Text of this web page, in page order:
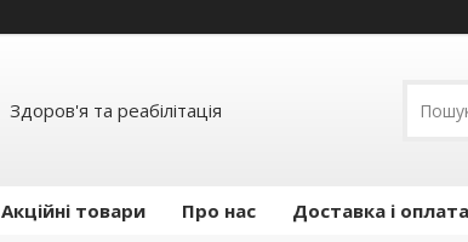
Здоров'я та реабілітація
Акційні товари Про нас Доставка і оплата